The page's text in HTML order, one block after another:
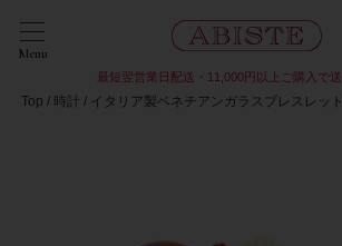
Menu
最短翌営業日配送・11,000円以上ご購入で
Top 時計 イタリア製ベネチアンガラスブレスレッ